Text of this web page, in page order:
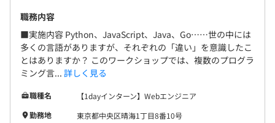
職務内容
■実施内容 Python、JavaScript、Java、Go……世の中には
多くの言語がありますが、それぞれの「違い」を意識したこ
とはありますか？ このワークショップでは、複数のプログラ
ミング言... 詳しく見る
職種名
【1dayインターン】Webエンジニア
勤務地
東京都中央区晴海1丁目8番10号